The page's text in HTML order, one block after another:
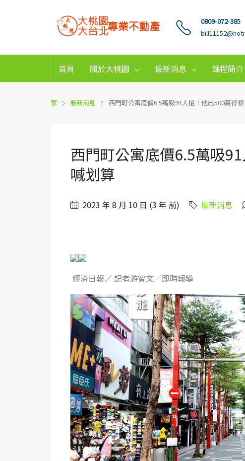
0809-072-385
首頁 關於大桃園 最新消息 課程簡介
家 最新消息 西門町公寓底價6.5萬吸91人搶！他出500萬得
西門町公寓底價6.5萬吸
喊划算
2023 年 8 月 10 日 (3 年 前) 最新消息
經濟日報／ 記者游智